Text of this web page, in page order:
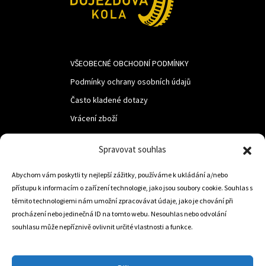
Spravovat souhlas
Abychom vám poskytli ty nejlepší zážitky, používáme k ukládání a/nebo
přístupu k informacím o zařízení technologie, jako jsou soubory cookie. Souhlas s
těmito technologiemi nám umožní zpracovávat údaje, jako je chování při
procházení nebo jedinečná ID na tomto webu. Nesouhlas nebo odvolání
souhlasu může nepříznivě ovlivnit určité vlastnosti a funkce.
VŠEOBECNÉ OBCHODNÍ PODMÍNKY
Podmínky ochrany osobních údajů
Často kladené dotazy
Vrácení zboží
LUF s.r.o.
Nám. M.R.Štefanika 518,
Trstená 02801